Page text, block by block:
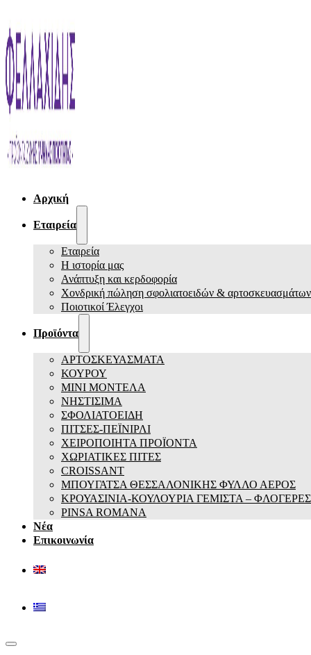
Αρχική
Εταιρεία
Εταιρεία
Η ιστορία μας
Ανάπτυξη και κερδοφορία
Χονδρική πώληση σφολιατοειδών & αρτοσκευασμάτων
Ποιοτικοί Έλεγχοι
Προϊόντα
ΑΡΤΟΣΚΕΥΑΣΜΑΤΑ
ΚΟΥΡΟΥ
ΜΙΝΙ ΜΟΝΤΕΛΑ
ΝΗΣΤΙΣΙΜΑ
ΣΦΟΛΙΑΤΟΕΙΔΗ
ΠΙΤΣΕΣ-ΠΕΪΝΙΡΛΙ
ΧΕΙΡΟΠΟΙΗΤΑ ΠΡΟΪΟΝΤΑ
ΧΩΡΙΑΤΙΚΕΣ ΠΙΤΕΣ
CROISSANT
ΜΠΟΥΓΑΤΣΑ ΘΕΣΣΑΛΟΝΙΚΗΣ ΦΥΛΛΟ ΑΕΡΟΣ
ΚΡΟΥΑΣΙΝΙΑ-ΚΟΥΛΟΥΡΙΑ ΓΕΜΙΣΤΑ – ΦΛΟΓΕΡΕΣ
PINSA ROMANA
Νέα
Επικοινωνία